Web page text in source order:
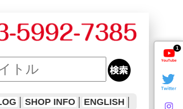
1
SHOP INFO ENGLISH